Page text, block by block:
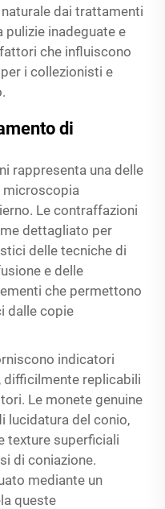
dai trattamenti
pulizie inadeguate e
che influiscono
i collezionisti e
di
rappresenta una delle
microscopia
Le contraffazioni
dettagliato per
delle tecniche di
e delle
che permettono
dalle copie
indicatori
difficilmente replicabili
Le monete genuine
lucidatura del conio,
texture superficiali
di coniazione.
mediante un
queste